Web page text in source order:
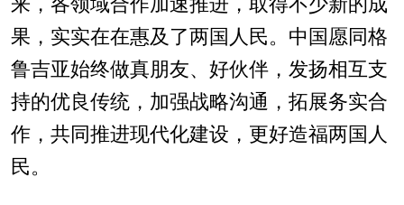
来，各领域合作加速推进，取得不少新的成
果，实实在在惠及了两国人民。中国愿同格
鲁吉亚始终做真朋友、好伙伴，发扬相互支
持的优良传统，加强战略沟通，拓展务实合
作，共同推进现代化建设，更好造福两国人
民。